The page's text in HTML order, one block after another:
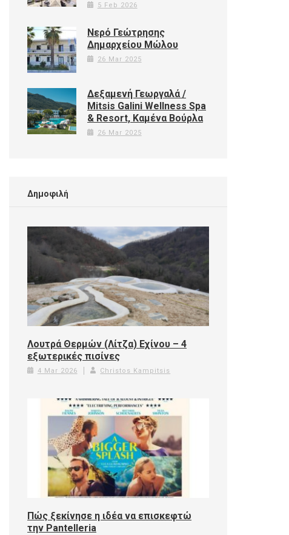
5 Feb 2026
Νερό Γεώτρησης
Δημαρχείου Μώλου
26 Mar 2025
Δεξαμενή Γεωργαλά /
Mitsis Galini Wellness Spa
& Resort, Καμένα Βούρλα
26 Mar 2025
Δημοφιλή
Λουτρά Θερμών (Λίτζα) Εχίνου – 4
εξωτερικές πισίνες
4 Mar 2026 Christos Kampitsis
Πώς ξεκίνησε η ιδέα να επισκεφτώ
την Pantelleria